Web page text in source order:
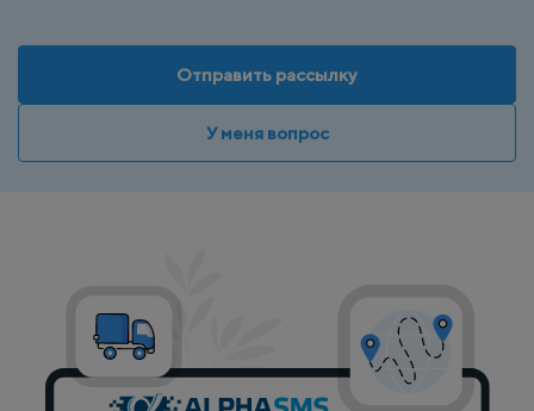
Отправить рассылку
У меня вопрос